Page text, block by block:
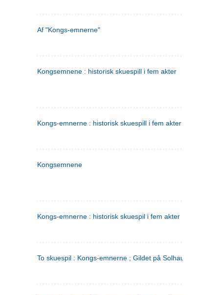
Af "Kongs-emnerne"
Kongsemnene : historisk skuespill i fem akter
Kongs-emnerne : historisk skuespill i fem akter
Kongsemnene
Kongs-emnerne : historisk skuespil i fem akter
To skuespil : Kongs-emnerne ; Gildet på Solhaug